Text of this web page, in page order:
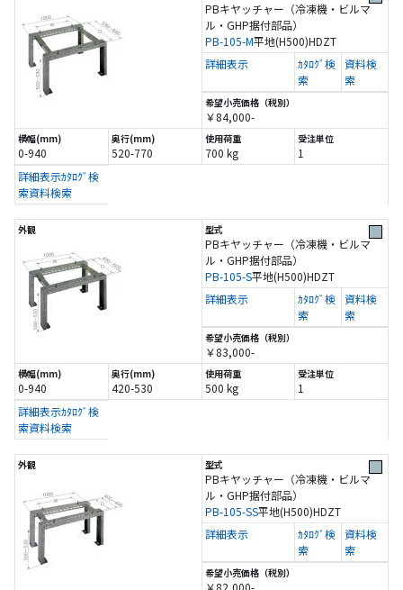
PBキヤッチャー（冷凍機・ビルマ
ル・GHP据付部品）
PB-105-M平地(H500)HDZT
0-940 520-770 700 kg 1
￥84,000-
詳細表示
ｶﾀﾛｸﾞ検
索
資料検
索
詳細表示ｶﾀﾛｸﾞ検
索資料検索
PBキヤッチャー（冷凍機・ビルマ
ル・GHP据付部品）
PB-105-S平地(H500)HDZT
0-940 420-530 500 kg 1
￥83,000-
詳細表示
ｶﾀﾛｸﾞ検
索
資料検
索
詳細表示ｶﾀﾛｸﾞ検
索資料検索
PBキヤッチャー（冷凍機・ビルマ
ル・GHP据付部品）
PB-105-SS平地(H500)HDZT
￥82,000-
詳細表示
ｶﾀﾛｸﾞ検
索
資料検
索